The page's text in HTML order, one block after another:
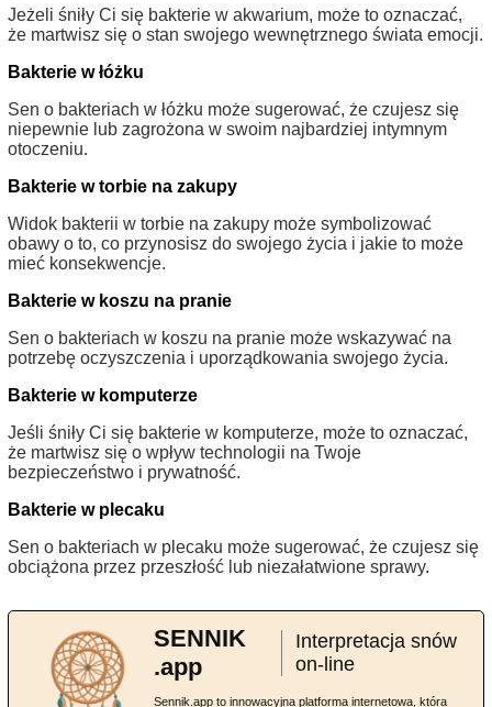
Jeżeli śniły Ci się bakterie w akwarium, może to oznaczać,
że martwisz się o stan swojego wewnętrznego świata emocji.
Bakterie w łóżku
Sen o bakteriach w łóżku może sugerować, że czujesz się
niepewnie lub zagrożona w swoim najbardziej intymnym
otoczeniu.
Bakterie w torbie na zakupy
Widok bakterii w torbie na zakupy może symbolizować
obawy o to, co przynosisz do swojego życia i jakie to może
mieć konsekwencje.
Bakterie w koszu na pranie
Sen o bakteriach w koszu na pranie może wskazywać na
potrzebę oczyszczenia i uporządkowania swojego życia.
Bakterie w komputerze
Jeśli śniły Ci się bakterie w komputerze, może to oznaczać,
że martwisz się o wpływ technologii na Twoje
bezpieczeństwo i prywatność.
Bakterie w plecaku
Sen o bakteriach w plecaku może sugerować, że czujesz się
obciążona przez przeszłość lub niezałatwione sprawy.
SENNIK
.app
Interpretacja snów
on-line
Sennik.app to innowacyjna platforma internetowa, która